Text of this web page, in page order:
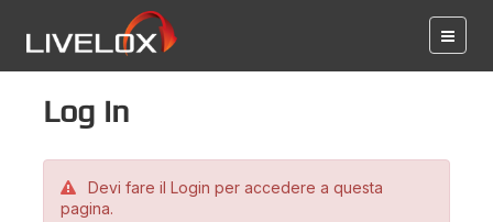
Log in
Devi fare il Login per accedere a questa
pagina.